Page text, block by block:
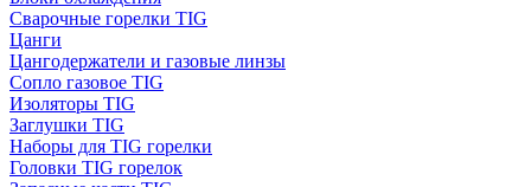
Сварочные горелки TIG
Цанги
Цангодержатели и газовые линзы
Сопло газовое TIG
Изоляторы TIG
Заглушки TIG
Наборы для TIG горелки
Головки TIG горелок